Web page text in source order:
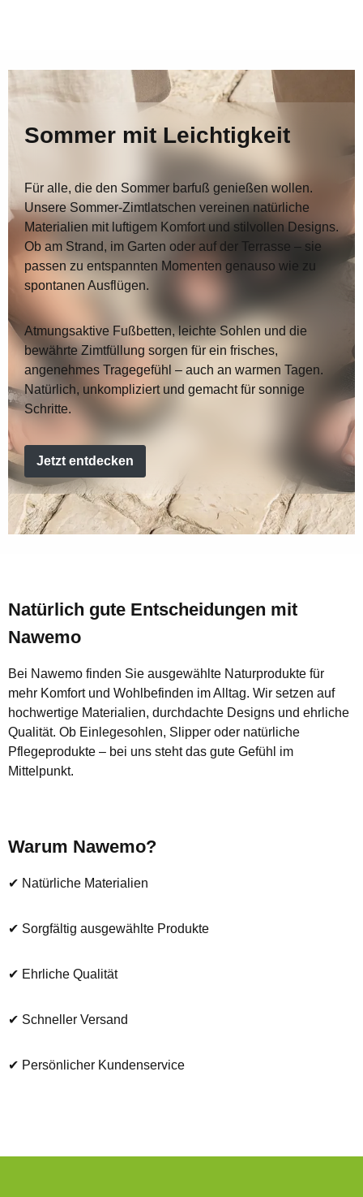
Sommer mit Leichtigkeit
Für alle, die den Sommer barfuß genießen wollen.
Unsere Sommer-Zimtlatschen vereinen natürliche
Materialien mit luftigem Komfort und stilvollen Designs.
Ob am Strand, im Garten oder auf der Terrasse – sie
passen zu entspannten Momenten genauso wie zu
spontanen Ausflügen.
Atmungsaktive Fußbetten, leichte Sohlen und die
bewährte Zimtfüllung sorgen für ein frisches,
angenehmes Tragegefühl – auch an warmen Tagen.
Natürlich, unkompliziert und gemacht für sonnige
Schritte.
Jetzt entdecken
Natürlich gute Entscheidungen mit
Nawemo
Bei Nawemo finden Sie ausgewählte Naturprodukte für
mehr Komfort und Wohlbefinden im Alltag. Wir setzen auf
hochwertige Materialien, durchdachte Designs und ehrliche
Qualität. Ob Einlegesohlen, Slipper oder natürliche
Pflegeprodukte – bei uns steht das gute Gefühl im
Mittelpunkt.
Warum Nawemo?
✔ Natürliche Materialien
✔ Sorgfältig ausgewählte Produkte
✔ Ehrliche Qualität
✔ Schneller Versand
✔ Persönlicher Kundenservice